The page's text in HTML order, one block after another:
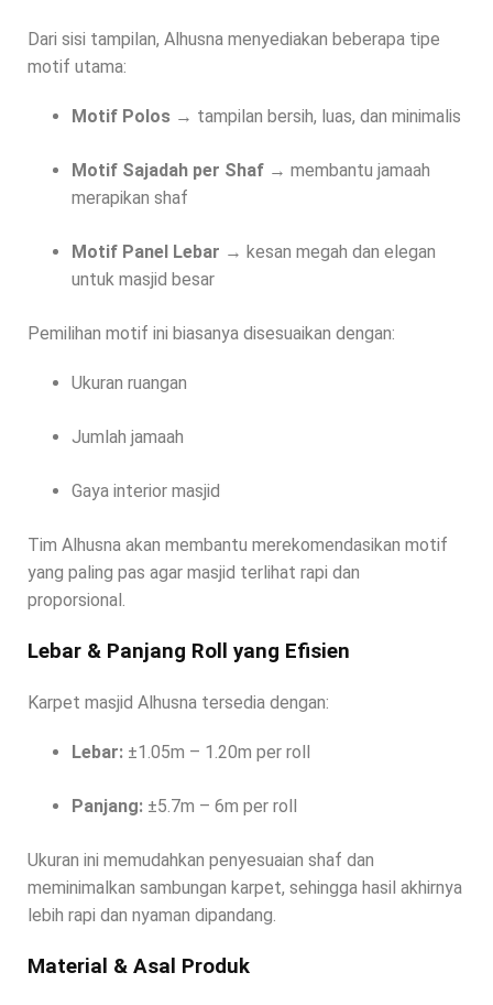
Dari sisi tampilan, Alhusna menyediakan beberapa tipe
motif utama:
Motif Polos → tampilan bersih, luas, dan minimalis
Motif Sajadah per Shaf → membantu jamaah
merapikan shaf
Motif Panel Lebar → kesan megah dan elegan
untuk masjid besar
Pemilihan motif ini biasanya disesuaikan dengan:
Ukuran ruangan
Jumlah jamaah
Gaya interior masjid
Tim Alhusna akan membantu merekomendasikan motif
yang paling pas agar masjid terlihat rapi dan
proporsional.
Lebar & Panjang Roll yang Efisien
Karpet masjid Alhusna tersedia dengan:
Lebar: ±1.05m – 1.20m per roll
Panjang: ±5.7m – 6m per roll
Ukuran ini memudahkan penyesuaian shaf dan
meminimalkan sambungan karpet, sehingga hasil akhirnya
lebih rapi dan nyaman dipandang.
Material & Asal Produk